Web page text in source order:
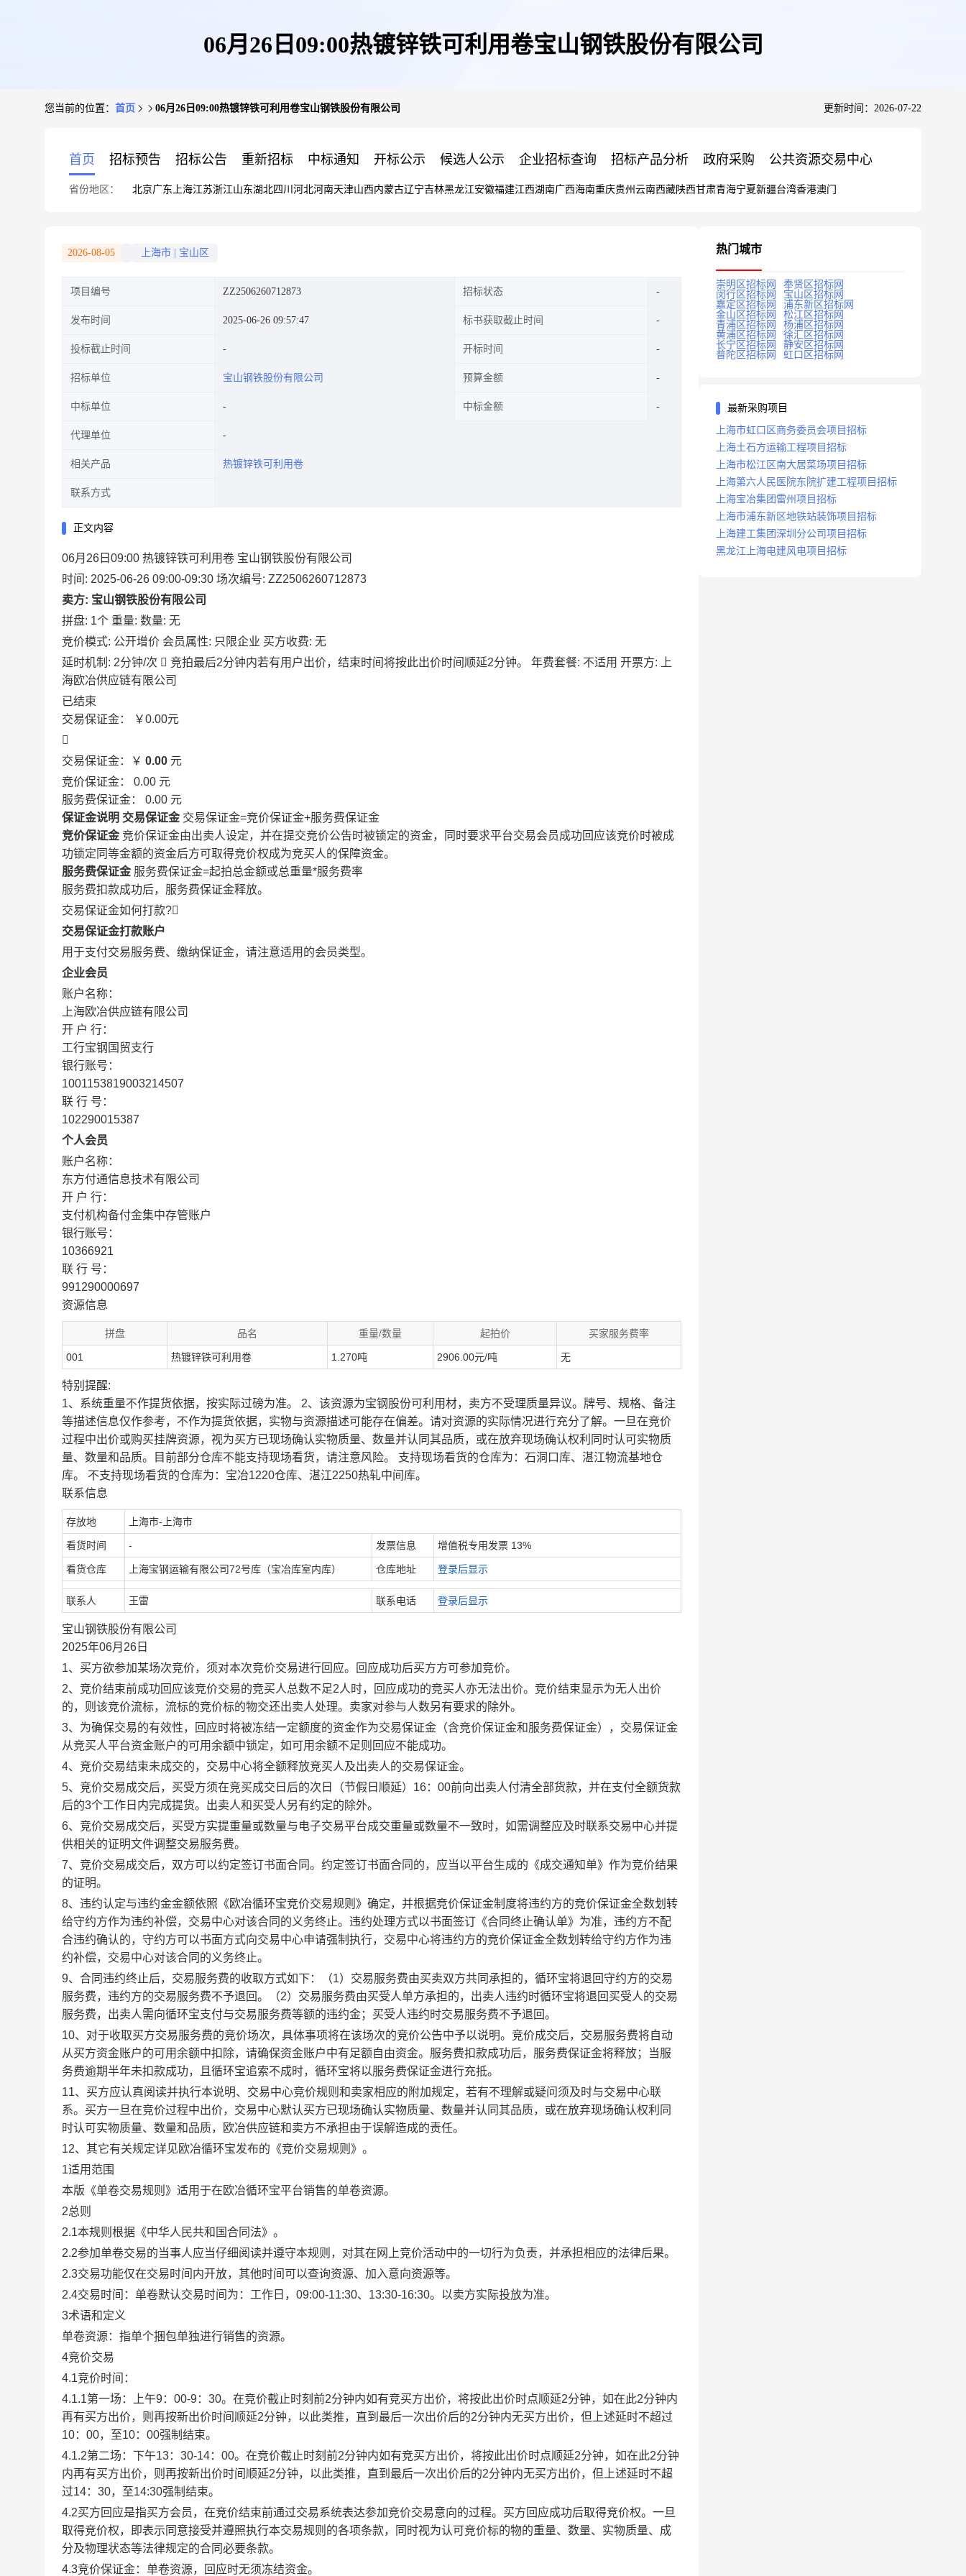
06月26日09:00热镀锌铁可利用卷宝山钢铁股份有限公司
您当前的位置： 首页 06月26日09:00热镀锌铁可利用卷宝山钢铁股份有限公司 更新时间：2026-07-22
首页 招标预告 招标公告 重新招标 中标通知 开标公示 候选人公示 企业招标查询 招标产品分析 政府采购 公共资源交易中心
省份地区： 北京广东 上海江苏浙江山东湖北四川 河北河南天津山西内蒙古辽宁吉林黑龙江安徽福建江西湖南广西海南重庆贵州 云南西藏陕西甘肃青海宁夏新疆台湾香港澳门
2026-08-05 上海市 宝山区
项目编号 ZZ2506260712873 招标状态
发布时间 2025-06-26 09:57:47 标书获取截止时间
投标截止时间 开标时间
招标单位 宝山钢铁股份有限公司 预算金额
中标单位 中标金额
代理单位
相关产品 热镀锌铁可利用卷
联系方式
正文内容
06月26日09:00 热镀锌铁可利用卷 宝山钢铁股份有限公司
时间: 2025-06-26 09:00-09:30 场次编号: ZZ2506260712873
卖方: 宝山钢铁股份有限公司
拼盘: 1个 重量: 数量: 无
竞价模式: 公开增价 会员属性: 只限企业 买方收费: 无
延时机制: 2分钟/次  竞拍最后2分钟内若有用户出价，结束时间将按此出价时间顺延2分钟。 年费套餐: 不适用 开票方: 上
海欧冶供应链有限公司
已结束
交易保证金：
￥0.00元

交易保证金：￥ 0.00 元
竞价保证金： 0.00 元
服务费保证金： 0.00 元
保证金说明 交易保证金 交易保证金=竞价保证金+服务费保证金
竞价保证金 竞价保证金由出卖人设定，并在提交竞价公告时被锁定的资金，同时要求平台交易会员成功回应该竞价时被成
功锁定同等金额的资金后方可取得竞价权成为竞买人的保障资金。
服务费保证金 服务费保证金=起拍总金额或总重量*服务费率
服务费扣款成功后，服务费保证金释放。
交易保证金如何打款?
交易保证金打款账户
用于支付交易服务费、缴纳保证金，请注意适用的会员类型。
企业会员
账户名称：
上海欧冶供应链有限公司
开 户 行：
工行宝钢国贸支行
银行账号：
1001153819003214507
联 行 号：
102290015387
个人会员
账户名称：
东方付通信息技术有限公司
开 户 行：
支付机构备付金集中存管账户
银行账号：
10366921
联 行 号：
991290000697
资源信息
拼盘 品名 重量/数量 起拍价 买家服务费率
001 热镀锌铁可利用卷 1.270吨 2906.00元/吨 无
特别提醒:
1、系统重量不作提货依据，按实际过磅为准。 2、该资源为宝钢股份可利用材，卖方不受理质量异议。牌号、规格、备注
等描述信息仅作参考，不作为提货依据，实物与资源描述可能存在偏差。请对资源的实际情况进行充分了解。一旦在竞价
过程中出价或购买挂牌资源，视为买方已现场确认实物质量、数量并认同其品质，或在放弃现场确认权利同时认可实物质
量、数量和品质。目前部分仓库不能支持现场看货，请注意风险。 支持现场看货的仓库为：石洞口库、湛江物流基地仓
库。 不支持现场看货的仓库为：宝冶1220仓库、湛江2250热轧中间库。
联系信息
存放地 上海市-上海市
看货时间 - 发票信息 增值税专用发票 13%
看货仓库 上海宝钢运输有限公司72号库（宝冶库室内库） 仓库地址 登录后显示
联系人 王雷 联系电话 登录后显示
宝山钢铁股份有限公司
2025年06月26日
1、买方欲参加某场次竞价，须对本次竞价交易进行回应。回应成功后买方方可参加竞价。
2、竞价结束前成功回应该竞价交易的竞买人总数不足2人时，回应成功的竞买人亦无法出价。竞价结束显示为无人出价
的，则该竞价流标，流标的竞价标的物交还出卖人处理。卖家对参与人数另有要求的除外。
3、为确保交易的有效性，回应时将被冻结一定额度的资金作为交易保证金（含竞价保证金和服务费保证金），交易保证金
从竞买人平台资金账户的可用余额中锁定，如可用余额不足则回应不能成功。
4、竞价交易结束未成交的，交易中心将全额释放竞买人及出卖人的交易保证金。
5、竞价交易成交后，买受方须在竞买成交日后的次日（节假日顺延）16：00前向出卖人付清全部货款，并在支付全额货款
后的3个工作日内完成提货。出卖人和买受人另有约定的除外。
6、竞价交易成交后，买受方实提重量或数量与电子交易平台成交重量或数量不一致时，如需调整应及时联系交易中心并提
供相关的证明文件调整交易服务费。
7、竞价交易成交后，双方可以约定签订书面合同。约定签订书面合同的，应当以平台生成的《成交通知单》作为竞价结果
的证明。
8、违约认定与违约金金额依照《欧冶循环宝竞价交易规则》确定，并根据竞价保证金制度将违约方的竞价保证金全数划转
给守约方作为违约补偿，交易中心对该合同的义务终止。违约处理方式以书面签订《合同终止确认单》为准，违约方不配
合违约确认的，守约方可以书面方式向交易中心申请强制执行，交易中心将违约方的竞价保证金全数划转给守约方作为违
约补偿，交易中心对该合同的义务终止。
9、合同违约终止后，交易服务费的收取方式如下：（1）交易服务费由买卖双方共同承担的，循环宝将退回守约方的交易
服务费，违约方的交易服务费不予退回。（2）交易服务费由买受人单方承担的，出卖人违约时循环宝将退回买受人的交易
服务费，出卖人需向循环宝支付与交易服务费等额的违约金；买受人违约时交易服务费不予退回。
10、对于收取买方交易服务费的竞价场次，具体事项将在该场次的竞价公告中予以说明。竞价成交后，交易服务费将自动
从买方资金账户的可用余额中扣除，请确保资金账户中有足额自由资金。服务费扣款成功后，服务费保证金将释放；当服
务费逾期半年未扣款成功，且循环宝追索不成时，循环宝将以服务费保证金进行充抵。
11、买方应认真阅读并执行本说明、交易中心竞价规则和卖家相应的附加规定，若有不理解或疑问须及时与交易中心联
系。买方一旦在竞价过程中出价，交易中心默认买方已现场确认实物质量、数量并认同其品质，或在放弃现场确认权利同
时认可实物质量、数量和品质，欧冶供应链和卖方不承担由于误解造成的责任。
12、其它有关规定详见欧冶循环宝发布的《竞价交易规则》。
1适用范围
本版《单卷交易规则》适用于在欧冶循环宝平台销售的单卷资源。
2总则
2.1本规则根据《中华人民共和国合同法》。
2.2参加单卷交易的当事人应当仔细阅读并遵守本规则，对其在网上竞价活动中的一切行为负责，并承担相应的法律后果。
2.3交易功能仅在交易时间内开放，其他时间可以查询资源、加入意向资源等。
2.4交易时间：单卷默认交易时间为：工作日，09:00-11:30、13:30-16:30。以卖方实际投放为准。
3术语和定义
单卷资源：指单个捆包单独进行销售的资源。
4竞价交易
4.1竞价时间：
4.1.1第一场：上午9：00-9：30。在竞价截止时刻前2分钟内如有竞买方出价，将按此出价时点顺延2分钟，如在此2分钟内
再有买方出价，则再按新出价时间顺延2分钟，以此类推，直到最后一次出价后的2分钟内无买方出价，但上述延时不超过
10：00，至10：00强制结束。
4.1.2第二场：下午13：30-14：00。在竞价截止时刻前2分钟内如有竞买方出价，将按此出价时点顺延2分钟，如在此2分钟
内再有买方出价，则再按新出价时间顺延2分钟，以此类推，直到最后一次出价后的2分钟内无买方出价，但上述延时不超
过14：30，至14:30强制结束。
4.2买方回应是指买方会员，在竞价结束前通过交易系统表达参加竞价交易意向的过程。买方回应成功后取得竞价权。一旦
取得竞价权，即表示同意接受并遵照执行本交易规则的各项条款，同时视为认可竞价标的物的重量、数量、实物质量、成
分及物理状态等法律规定的合同必要条款。
4.3竞价保证金：单卷资源，回应时无须冻结资金。
热门城市
崇明区招标网
奉贤区招标网
闵行区招标网
宝山区招标网
嘉定区招标网
浦东新区招标网
金山区招标网
松江区招标网
青浦区招标网
杨浦区招标网
黄浦区招标网
徐汇区招标网
长宁区招标网
静安区招标网
普陀区招标网
虹口区招标网
最新采购项目
上海市虹口区商务委员会项目招标
上海土石方运输工程项目招标
上海市松江区南大居菜场项目招标
上海第六人民医院东院扩建工程项目招标
上海宝冶集团雷州项目招标
上海市浦东新区地铁站装饰项目招标
上海建工集团深圳分公司项目招标
黑龙江上海电建风电项目招标